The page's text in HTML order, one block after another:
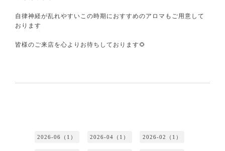
自律神経が乱れやすいこの時期におすすめのアロマもご用意して
おります
皆様のご来店を心よりお待ちしております🌻
2026-06（1） 2026-04（1） 2026-02（1）